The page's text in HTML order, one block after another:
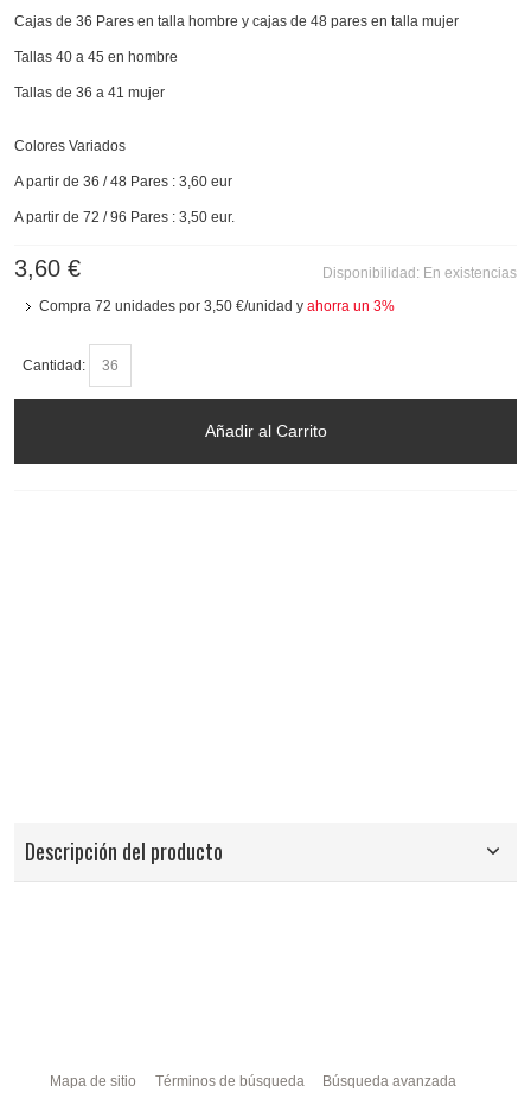
Cajas de 36 Pares en talla hombre y cajas de 48 pares en talla mujer
Tallas 40 a 45 en hombre
Tallas de 36 a 41 mujer
Colores Variados
A partir de 36 / 48 Pares : 3,60 eur
A partir de 72 / 96 Pares : 3,50 eur.
Disponibilidad: En existencias
3,60 €
Compra 72 unidades por 3,50 €/unidad y ahorra un 3%
Cantidad:
Añadir al Carrito
Descripción del producto
Mapa de sitio Términos de búsqueda Búsqueda avanzada